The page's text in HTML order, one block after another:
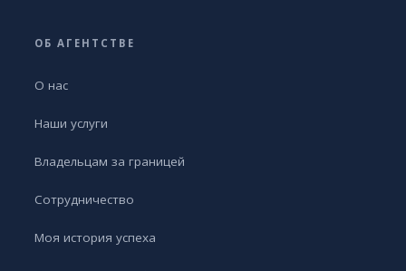
ОБ АГЕНТСТВЕ
О нас
Наши услуги
Владельцам за границей
Сотрудничество
Моя история успеха